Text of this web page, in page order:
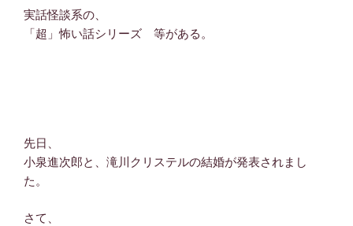
実話怪談系の、
「超」怖い話シリーズ 等がある。
先日、
小泉進次郎と、滝川クリステルの結婚が発表されまし
た。
さて、